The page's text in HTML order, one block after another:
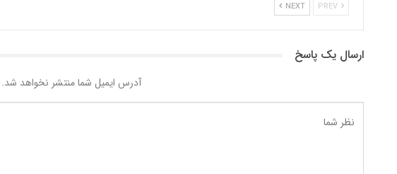
NEXT
ارسال یک پاسخ
آدرس ایمیل شما منتشر نخواهد شد.